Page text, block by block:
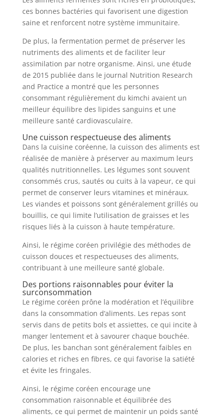
ces bonnes bactéries qui favorisent une digestion
saine et renforcent notre système immunitaire.
De plus, la fermentation permet de préserver les
nutriments des aliments et de faciliter leur
assimilation par notre organisme. Ainsi, une étude
de 2015 publiée dans le journal Nutrition Research
and Practice a montré que les personnes
consommant régulièrement du kimchi avaient un
meilleur équilibre des lipides sanguins et une
meilleure santé cardiovasculaire.
Une cuisson respectueuse des aliments
Dans la cuisine coréenne, la cuisson des aliments est
réalisée de manière à préserver au maximum leurs
qualités nutritionnelles. Les légumes sont souvent
consommés crus, sautés ou cuits à la vapeur, ce qui
permet de conserver leurs vitamines et minéraux.
Les viandes et poissons sont généralement grillés ou
bouillis, ce qui limite l’utilisation de graisses et les
risques liés à la cuisson à haute température.
Ainsi, le régime coréen privilégie des méthodes de
cuisson douces et respectueuses des aliments,
contribuant à une meilleure santé globale.
Des portions raisonnables pour éviter la
surconsommation
Le régime coréen prône la modération et l’équilibre
dans la consommation d’aliments. Les repas sont
servis dans de petits bols et assiettes, ce qui incite à
manger lentement et à savourer chaque bouchée.
De plus, les banchan sont généralement faibles en
calories et riches en fibres, ce qui favorise la satiété
et évite les fringales.
Ainsi, le régime coréen encourage une
consommation raisonnable et équilibrée des
aliments, ce qui permet de maintenir un poids santé